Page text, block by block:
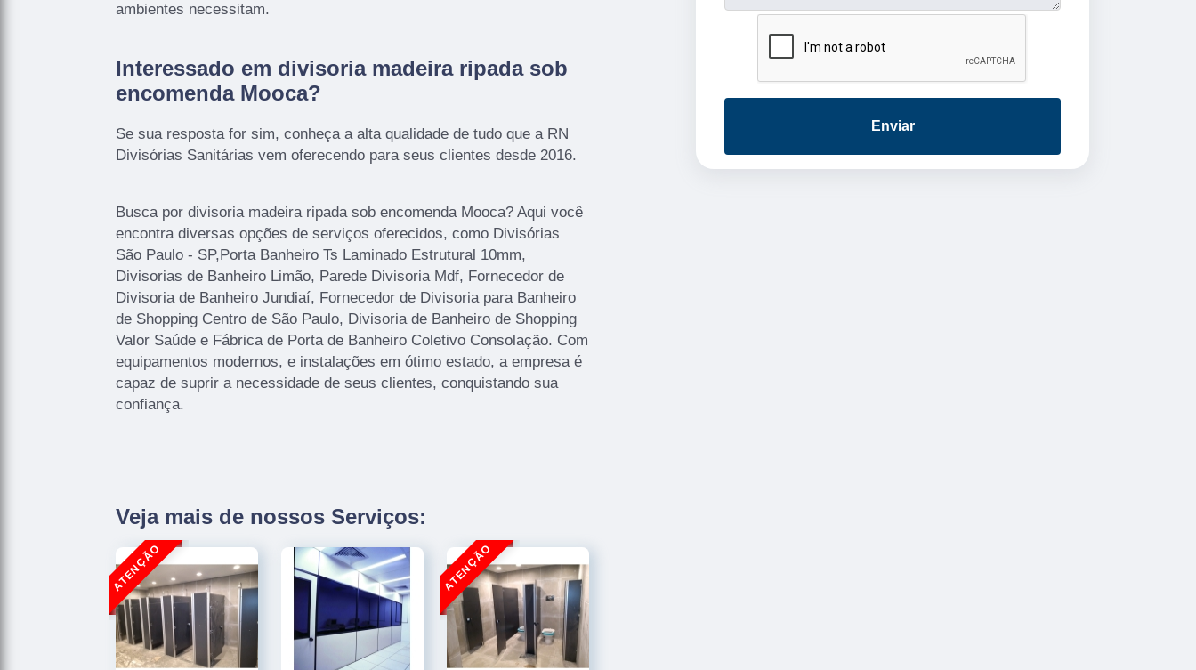
ambientes necessitam.
Interessado em divisoria madeira ripada sob
encomenda Mooca?
Se sua resposta for sim, conheça a alta qualidade de tudo que a RN
Divisórias Sanitárias vem oferecendo para seus clientes desde 2016.
Busca por divisoria madeira ripada sob encomenda Mooca? Aqui você
encontra diversas opções de serviços oferecidos, como Divisórias
São Paulo - SP,Porta Banheiro Ts Laminado Estrutural 10mm,
Divisorias de Banheiro Limão, Parede Divisoria Mdf, Fornecedor de
Divisoria de Banheiro Jundiaí, Fornecedor de Divisoria para Banheiro
de Shopping Centro de São Paulo, Divisoria de Banheiro de Shopping
Valor Saúde e Fábrica de Porta de Banheiro Coletivo Consolação. Com
equipamentos modernos, e instalações em ótimo estado, a empresa é
capaz de suprir a necessidade de seus clientes, conquistando sua
confiança.
Veja mais de nossos Serviços:
Enviar